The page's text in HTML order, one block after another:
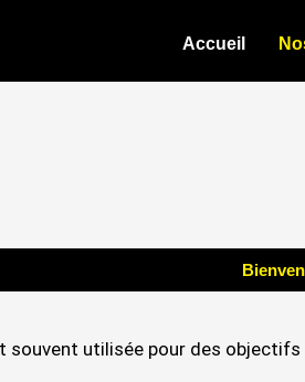
Accueil
souvent utilisée pour des